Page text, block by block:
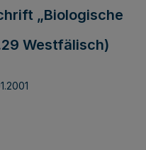
„Biologische
Westfälisch)